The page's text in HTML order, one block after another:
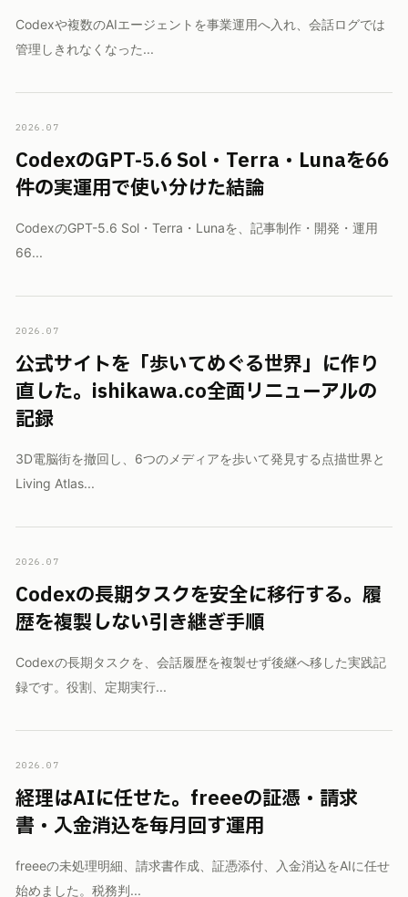
Codexや複数のAIエージェントを事業運用へ入れ、会話ログでは
管理しきれなくなった...
2026.07
CodexのGPT-5.6 Sol・Terra・Lunaを66
件の実運用で使い分けた結論
CodexのGPT-5.6 Sol・Terra・Lunaを、記事制作・開発・運用
66...
2026.07
公式サイトを「歩いてめぐる世界」に作り
直した。ishikawa.co全面リニューアルの
記録
3D電脳街を撤回し、6つのメディアを歩いて発見する点描世界と
Living Atlas...
2026.07
Codexの長期タスクを安全に移行する。履
歴を複製しない引き継ぎ手順
Codexの長期タスクを、会話履歴を複製せず後継へ移した実践記
録です。役割、定期実行...
2026.07
経理はAIに任せた。freeeの証憑・請求
書・入金消込を毎月回す運用
freeeの未処理明細、請求書作成、証憑添付、入金消込をAIに任せ
始めました。税務判...